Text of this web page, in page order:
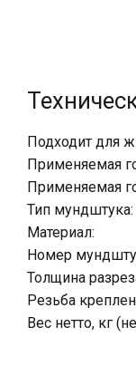
Подходит для
Применяемая
Применяемая
Тип мундштука:
Материал:
Номер
Толщина
Резьба
Вес нетто, кг